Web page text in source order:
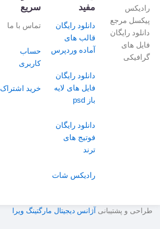
رادیکس
پیکسل مرجع
دانلود رایگان
فایل های
گرافیکی
مفید
دانلود رایگان
قالب های
آماده وردپرس
دانلود رایگان
فایل های لایه
باز psd
دانلود رایگان
فوتیج های
ترند
رادیکس شات
سریع
تماس با ما
حساب
کاربری
خرید اشتراک
طراحی و پشتیبانی آژانس دیجیتال مارگتینگ ویرا